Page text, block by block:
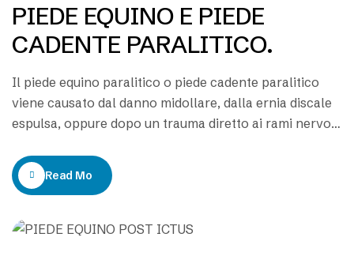
PIEDE EQUINO E PIEDE
CADENTE PARALITICO.
Il piede equino paralitico o piede cadente paralitico
viene causato dal danno midollare, dalla ernia discale
espulsa, oppure dopo un trauma diretto ai rami nervosi
la caduta del piede equino paralitico e toglie la molla di
Codivilla. Gli specialisti della riabilitazione non fanno
Read More